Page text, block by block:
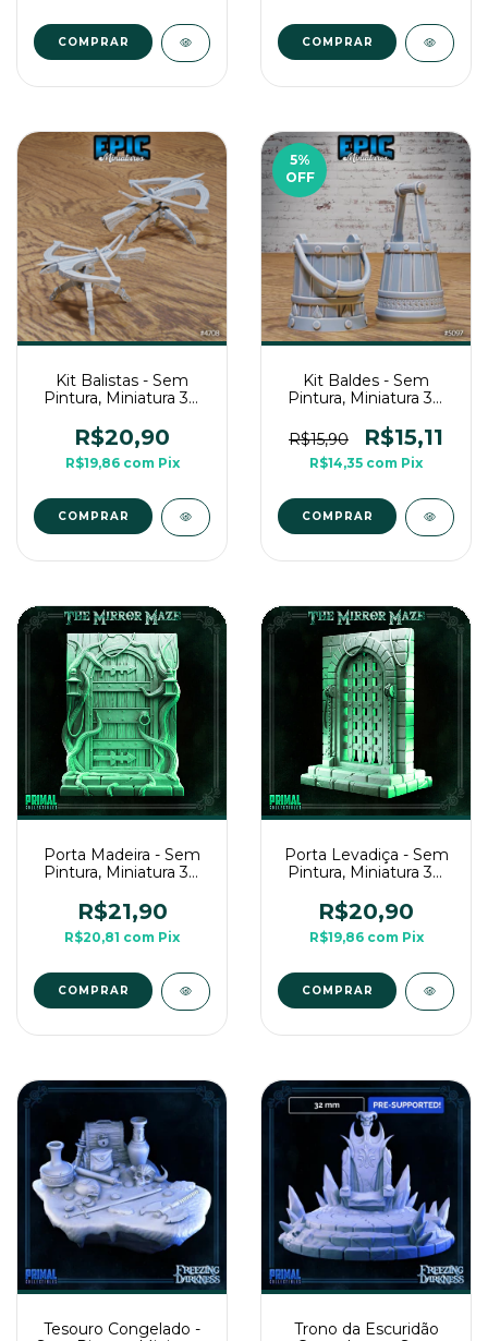
Kit Balistas - Sem
Pintura, Miniatura 3D
Mesa
R$20,90
R$19,86 com Pix
5%
OFF
Kit Baldes - Sem
Pintura, Miniatura 3D
Mesa
R$15,90 R$15,11
R$14,35 com Pix
Porta Madeira - Sem
Pintura, Miniatura 3D
R$21,90
R$20,81 com Pix
Porta Levadiça - Sem
Pintura, Miniatura 3D
R$20,90
R$19,86 com Pix
Tesouro Congelado -
Trono da Escuridão